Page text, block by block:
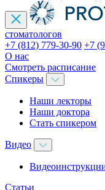
стоматологов
+7 (812) 779-30-90 +7
О нас
Смотреть расписание
Спикеры
Наши лекторы
Наши доктора
Стать спикером
Видео
Статьи